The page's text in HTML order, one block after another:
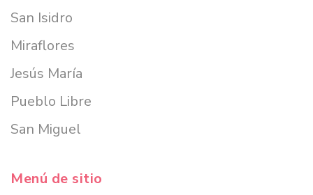
San Isidro
Miraflores
Jesús María
Pueblo Libre
San Miguel
Menú de sitio